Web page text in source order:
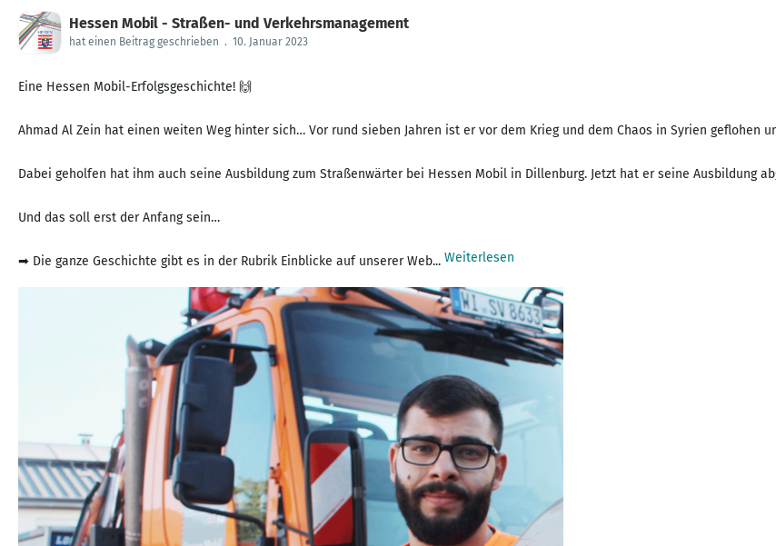
Hessen Mobil - Straßen- und Verkehrsmanagement
hat einen Beitrag geschrieben . 10. Januar 2023
Eine Hessen Mobil-Erfolgsgeschichte! 🙌
Ahmad Al Zein hat einen weiten Weg hinter sich… Vor rund sieben Jahren ist er vor dem Krieg und dem Chaos in Syrien geflohen
Dabei geholfen hat ihm auch seine Ausbildung zum Straßenwärter bei Hessen Mobil in Dillenburg. Jetzt hat er seine Ausbildung
Und das soll erst der Anfang sein…
➡ Die ganze Geschichte gibt es in der Rubrik Einblicke auf unserer Web... Weiterlesen